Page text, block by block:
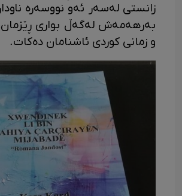
زانستی لەسەر ئەو نووسەرە
بەرهەمەش لەگەڵ بواری
و زمانی کوردی ئاشنامان دەکات.